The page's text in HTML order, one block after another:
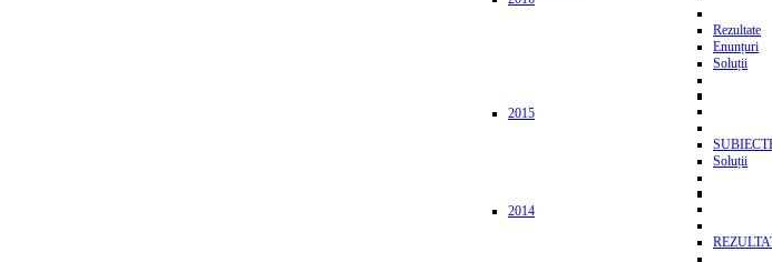
Rezultate
Enunțuri
Soluții
2015
Soluții
2014